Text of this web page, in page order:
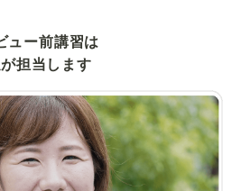
ュー前講習は
担当します